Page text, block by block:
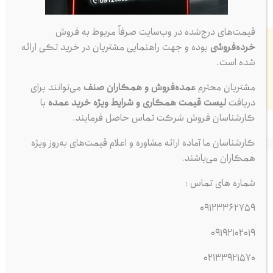
پرداخت آنلاین ضمانت کیفیت کیفیت بالا
توضیحات مشخصات نظرات (0)
شمع بوش BOSCH تک پلاتین 6+ روس (EF7) شناسه محصول: FR8DC
محصول تحت لیسانس بوش آلمان در کشور روسیه تولید شده و با
قیمت‌های درج‌شده در وب‌سایت صرفاً مربوط به فروش
خرده‌فروشی بوده و جهت راهنمایی مشتریان در خرید تکی ارائه
شده است.
مشتریان محترمعمده‌فروش و همکاران صنف می‌توانند برای
دریافتلیست قیمت همکاری و شرایط ویژه خرید عمده با
کارشناسان فروش شرکت تماس حاصل فرمایند.
کارشناسان ما آماده ارائه مشاوره و اعلام قیمت‌های به‌روز ویژه
همکاران می‌باشند.
شماره های تماس :
09123362759
09192102019
02133921570